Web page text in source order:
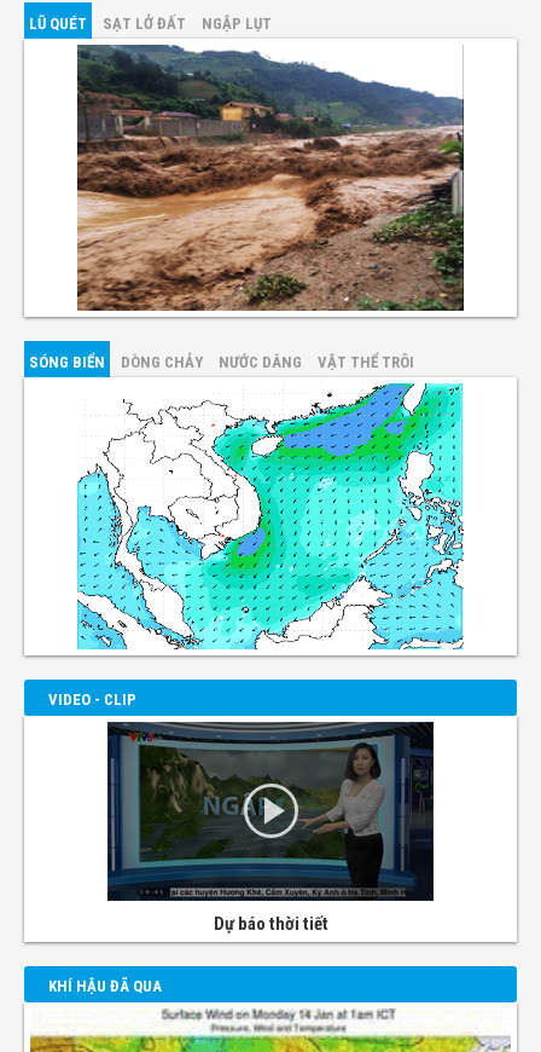
LŨ QUÉT SẠT LỞ ĐẤT NGẬP LỤT
SÓNG BIỂN DÒNG CHẢY NƯỚC DÂNG VẬT THỂ TRÔI
VIDEO - CLIP
Dự báo thời tiết
KHÍ HẬU ĐÃ QUA